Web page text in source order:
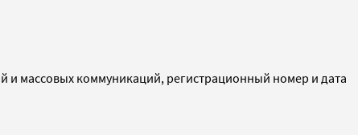
и массовых коммуникаций, регистрационный номер и дата